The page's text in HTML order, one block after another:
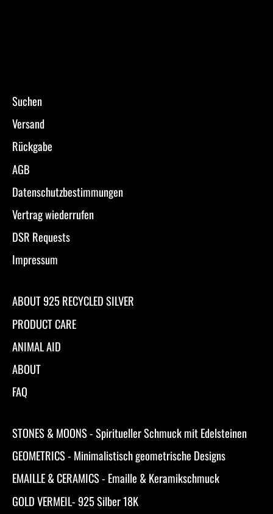
Suchen
Versand
Rückgabe
AGB
Datenschutzbestimmungen
Vertrag wiederrufen
DSR Requests
Impressum
ABOUT 925 RECYCLED SILVER
PRODUCT CARE
ANIMAL AID
ABOUT
FAQ
STONES & MOONS - Spiritueller Schmuck mit Edelsteinen
GEOMETRICS - Minimalistisch geometrische Designs
EMAILLE & CERAMICS - Emaille & Keramikschmuck
GOLD VERMEIL- 925 Silber 18K